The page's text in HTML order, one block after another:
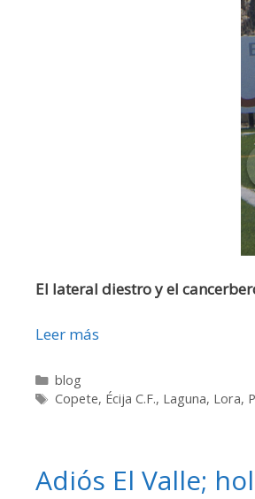
El lateral diestro y el
Leer más
blog
Copete, Écija C.F., Laguna, Lora,
Adiós El Valle;